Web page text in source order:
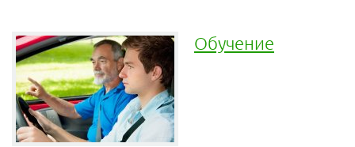
Обучение